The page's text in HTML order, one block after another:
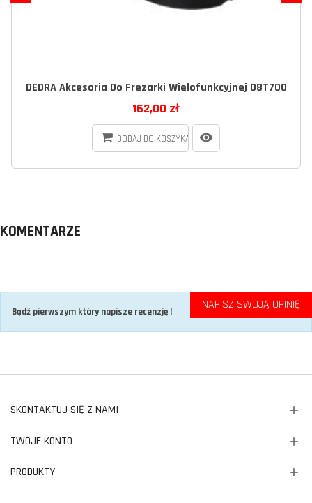
DEDRA Akcesoria Do Frezarki Wielofunkcyjnej 08T700
162,00 zł
DODAJ DO KOSZYKA
KOMENTARZE
NAPISZ SWOJĄ OPINIĘ
Bądź pierwszym który napisze recenzję !
SKONTAKTUJ SIĘ Z NAMI
TWOJE KONTO
PRODUKTY